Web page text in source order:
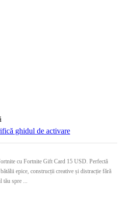
ghidul de activare
cu Fortnite Gift Card 15 USD. Perfectă
epice, construcții creative și distracție fără
tău spre ...